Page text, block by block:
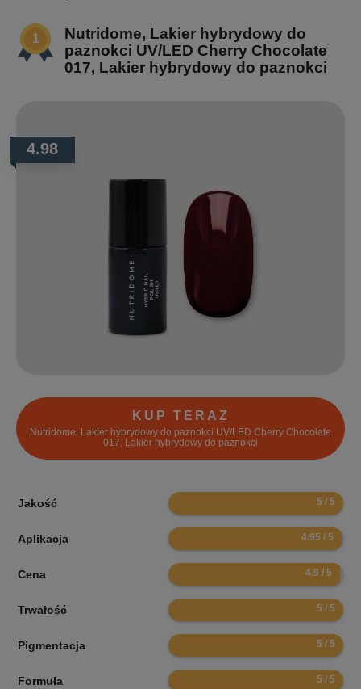
Nutridome, Lakier hybrydowy do
paznokci UV/LED Cherry Chocolate
017, Lakier hybrydowy do paznokci
4.98
KUP TERAZ
Nutridome, Lakier hybrydowy do paznokci UV/LED Cherry Chocolate
017, Lakier hybrydowy do paznokci
Jakość 10
Aplikacja 9.9
Cena 9.8
Trwałość 10
Pigmentacja 10
Formuła 10